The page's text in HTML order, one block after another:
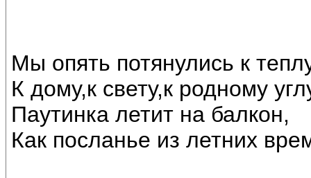
Мы опять потянулись к
К дому,к свету,к родному
Паутинка летит на балкон,
Как посланье из летних